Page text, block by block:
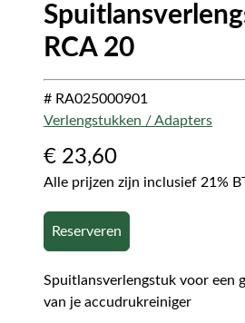
RCA 20
# RA025000901
Verlengstukken / Adapters
€ 23,60
Alle prijzen zijn inclusief 21%
Reserveren
Spuitlansverlengstuk voor een
van je accudrukreiniger